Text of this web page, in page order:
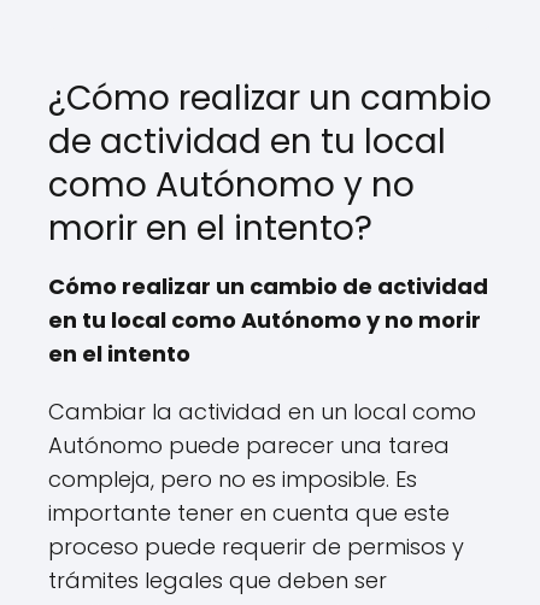
¿Cómo realizar un cambio
de actividad en tu local
como Autónomo y no
morir en el intento?
Cómo realizar un cambio de actividad
en tu local como Autónomo y no morir
en el intento
Cambiar la actividad en un local como
Autónomo puede parecer una tarea
compleja, pero no es imposible. Es
importante tener en cuenta que este
proceso puede requerir de permisos y
trámites legales que deben ser